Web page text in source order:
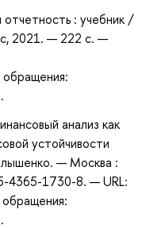
: учебник /
2021. — 222 с. —
анализ как
устойчивости
— Москва :
4365-1730-8. — URL: